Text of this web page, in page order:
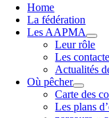
Home
La fédération
Les AAPMA
Leur rôle
Les
Actualités
Où pêcher
Carte des
Les plans